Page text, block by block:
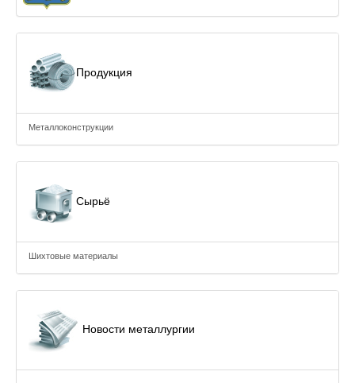
Продукция
Металлоконструкции
Сырьё
Шихтовые материалы
Новости металлургии